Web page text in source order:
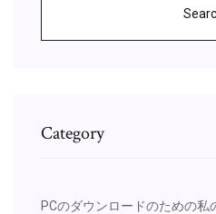
Category
PCのダウンロードのための私